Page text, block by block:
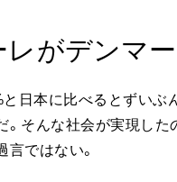
がデンマ
日本に比べるとずいぶ
そんな社会が実現した
ではない。